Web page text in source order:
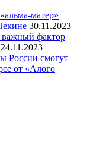
матер»
30.11.2023
важный фактор
24.11.2023
России смогут
от «Алого